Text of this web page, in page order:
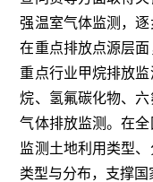
强温室气体监测，逐
在重点排放点源层
重点行业甲烷排放
烷、氢氟碳化物、
气体排放监测。在全
监测土地利用类型
类型与分布，支撑国